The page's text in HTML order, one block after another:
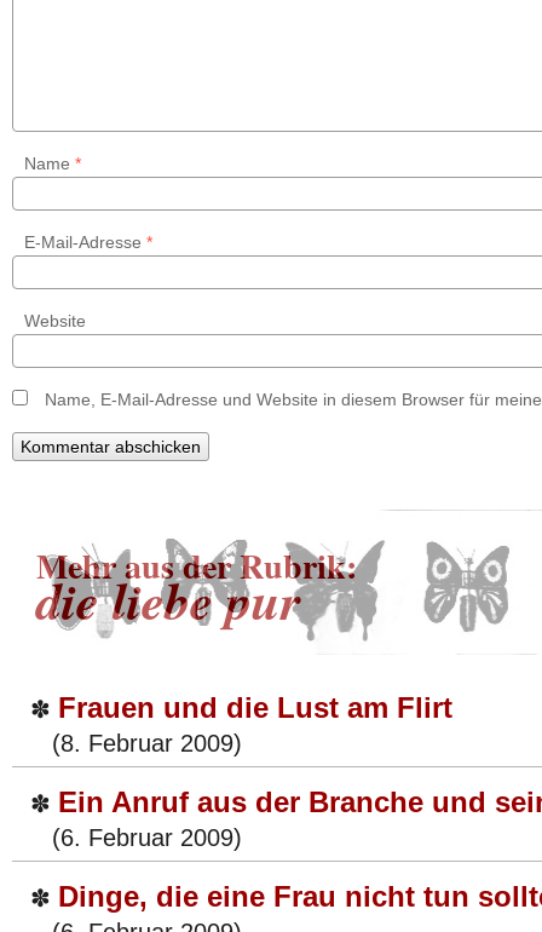
Name *
E-Mail-Adresse *
Website
Name, E-Mail-Adresse und Website in diesem Browser für
Mehr aus der Rubrik:
die liebe pur
✽ Frauen und die Lust am Flirt
(8. Februar 2009)
✽ Ein Anruf aus der Branche und
(6. Februar 2009)
✽ Dinge, die eine Frau nicht tun